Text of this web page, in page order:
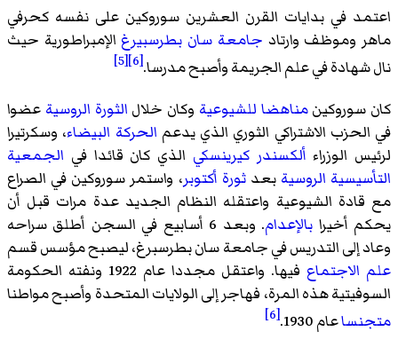
اعتمد في بدايات القرن العشرين سوروكين على نفسه كحرفي
ماهر وموظف وارتاد جامعة سان بطرسبيرغ الإمبراطورية حيث
نال شهادة في علم الجريمة وأصبح مدرسا.[6]
[5]
كان سوروكينمناهضا للشيوعية وكان خلال الثورة الروسية عضوا
في الحزب الاشتراكي الثوري الذي يدعم الحركة البيضاء، وسكرتيرا
لرئيس الوزراء ألكسندر كيرينسكي الذي كان قائدا في الجمعية
التأسيسية الروسية بعدثورة أكتوبر، واستمر سوروكين في الصراع
مع قادة الشيوعية واعتقله النظام الجديد عدة مرات قبل أن
يحكم أخيرا بالإعدام
. وبعد 6 أسابيع في السجن أطلق سراحه
وعاد إلى التدريس في جامعة سان بطرسبرغ، ليصبح مؤسس قسم
علم الاجتماع
فيها. واعتقل مجددا عام 1922 ونفته الحكومة
السوفيتية هذه المرة، فهاجر إلى الولايات المتحدة وأصبح مواطنا
متجنساعام 1930. [6]